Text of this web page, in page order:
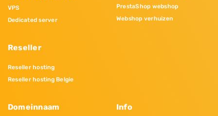
VPS
Dedicated server
Reseller
Reseller hosting
Reseller hosting Belgie
PrestaShop webshop
Webshop verhuizen
Domeinnaam Info